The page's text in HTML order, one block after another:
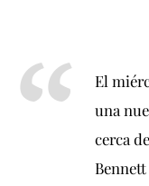
El
una
cerca
Bennett